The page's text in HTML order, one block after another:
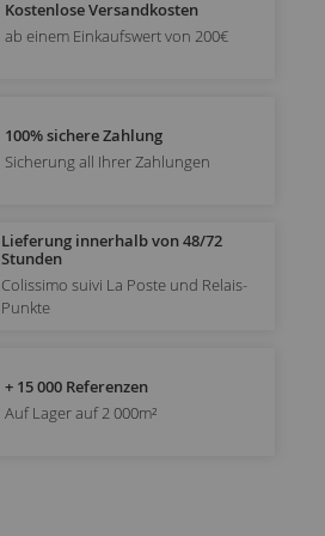
Kostenlose Versandkosten
ab einem Einkaufswert von 200€
100% sichere Zahlung
Sicherung all Ihrer Zahlungen
Lieferung innerhalb von 48/72
Stunden
Colissimo suivi La Poste und Relais-
Punkte
+ 15 000 Referenzen
Auf Lager auf 2 000m²